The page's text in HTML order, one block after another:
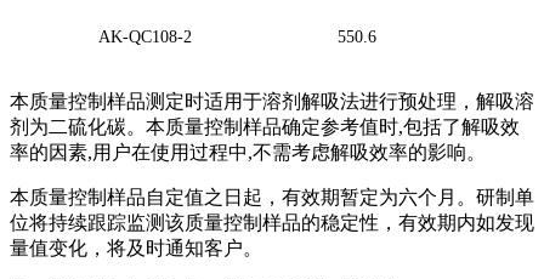
AK-QC108-2 550.6
本质量控制样品测定时适用于溶剂解吸法进行预处理，解吸溶
剂为二硫化碳。本质量控制样品确定参考值时,包括了解吸效
率的因素,用户在使用过程中,不需考虑解吸效率的影响。
本质量控制样品自定值之日起，有效期暂定为六个月。研制单
位将持续跟踪监测该质量控制样品的稳定性，有效期内如发现
量值变化，将及时通知客户。